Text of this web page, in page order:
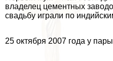
владелец цементных
свадьбу играли по
25 октября 2007 года у